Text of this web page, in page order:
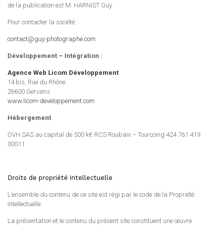
de la publication est M. HARNIST Guy.
Pour contacter la société :
contact@guy-photographe.com
Développement – Intégration :
Agence Web Licom Développement
14 bis, Rue du Rhône
26600 Gervans
www.licom-developpement.com
Hébergement
OVH SAS au capital de 500 k€ RCS Roubaix – Tourcoing 424 761 419
00011
Droits de propriété intellectuelle
L’ensemble du contenu de ce site est régi par le code de la Propriété
Intellectuelle.
La présentation et le contenu du présent site constituent une œuvre